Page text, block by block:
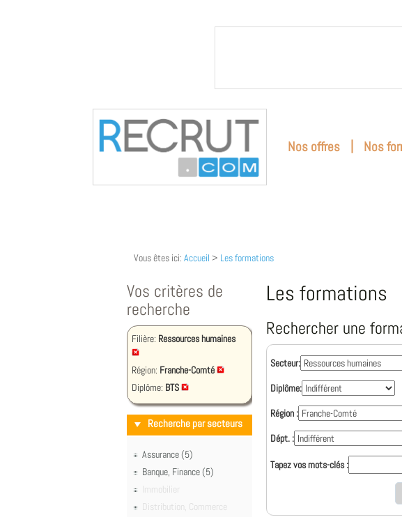
Nos offres | Nos
Vous êtes ici: Accueil > Les formations
Vos critères de
recherche
Filière: Ressources humaines
Région: Franche-Comté
Diplôme: BTS
Recherche par secteurs
Assurance (5)
Banque, Finance (5)
Immobilier
Distribution, Commerce
Les formations
Rechercher une
Secteur:
Diplôme:
Région :
Dépt. :
Tapez vos mots-clés :